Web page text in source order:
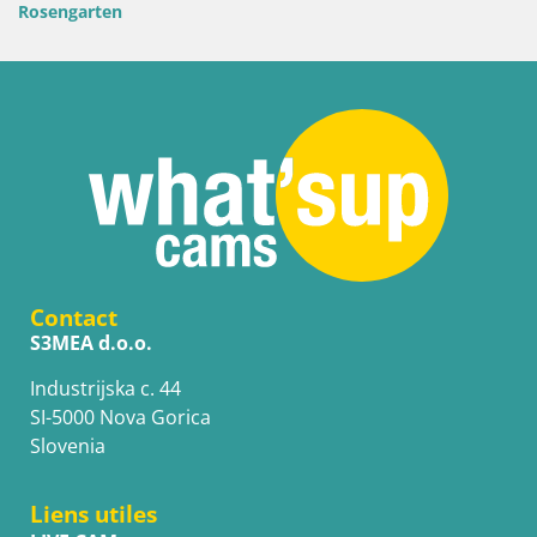
Contact
S3MEA d.o.o.
Industrijska c. 44
SI-5000 Nova Gorica
Slovenia
Liens utiles